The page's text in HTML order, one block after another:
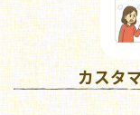
カスタ